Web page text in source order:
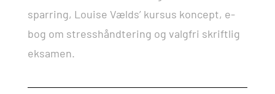
sparring, Louise Vælds’ kursus koncept, e-
bog om stresshåndtering og valgfri skriftlig
eksamen. ​